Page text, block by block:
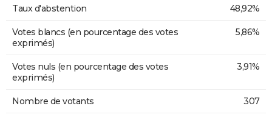
Taux d'abstention 48,92%
Votes blancs (en pourcentage des votes
exprimés)
5,86%
Votes nuls (en pourcentage des votes
exprimés)
3,91%
Nombre de votants 307